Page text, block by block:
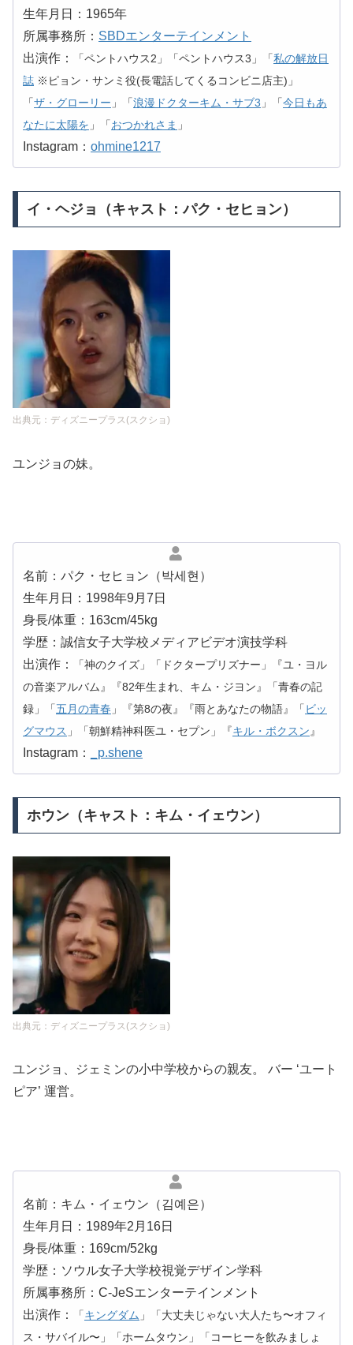
生年月日：1965年
所属事務所： SBDエンターテインメント
出演作：
「ペントハウス2」「ペントハウス3」「私の解放日
誌 ※ピョン・サンミ役(長電話してくるコンビニ店主)」
「ザ・グローリー 」「浪漫ドクターキム・サブ3 」「今日もあ
なたに太陽を 」「おつかれさま 」
Instagram： ohmine1217
イ・ヘジョ（キャスト：パク・セヒョン）
出典元：ディズニープラス(スクショ)
ユンジョの妹。
名前：パク・セヒョン（박세현）
生年月日：1998年9月7日
身長/体重：163cm/45kg
学歴：誠信女子大学校メディアビデオ演技学科
出演作：
「神のクイズ」「ドクタープリズナー」『ユ・ヨル
の音楽アルバム』『82年生まれ、キム・ジヨン』「青春の記
録」「五月の青春 」『第8の夜』『雨とあなたの物語』「 ビッ
グマウス 」「朝鮮精神科医ユ・セプン」『キル・ボクスン 』
Instagram： _p.shene
ホウン（キャスト：キム・イェウン）
出典元：ディズニープラス(スクショ)
ユンジョ、ジェミンの小中学校からの親友。 バー ‘ユート
ピア’ 運営。
名前：キム・イェウン（김예은）
生年月日：1989年2月16日
身長/体重：169cm/52kg
学歴：ソウル女子大学校視覚デザイン学科
所属事務所：C-JeSエンターテインメント
出演作：
「キングダム 」「大丈夫じゃない大人たち〜オフィ
ス・サバイル〜」「ホームタウン」「コーヒーを飲みましょ